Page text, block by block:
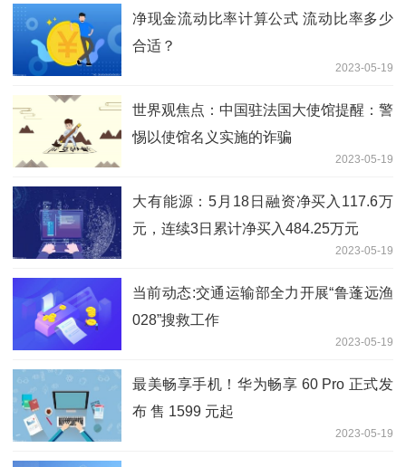
净现金流动比率计算公式 流动比率多少
合适？
2023-05-19
世界观焦点：中国驻法国大使馆提醒：警
惕以使馆名义实施的诈骗
2023-05-19
大有能源：5月18日融资净买入117.6万
元，连续3日累计净买入484.25万元
2023-05-19
当前动态:交通运输部全力开展“鲁蓬远渔
028”搜救工作
2023-05-19
最美畅享手机！华为畅享 60 Pro 正式发
布 售 1599 元起
2023-05-19